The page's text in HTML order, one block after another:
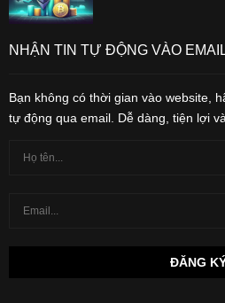
NHẬN TIN TỰ ĐỘNG VÀO
Bạn không có thời gian vào website,
tự động qua email. Dễ dàng, tiện lợi